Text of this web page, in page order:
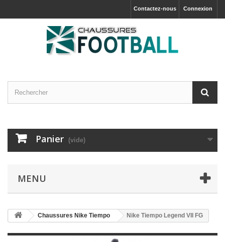
Connexion
Contactez-nous
Panier (vide)
MENU
Chaussures Nike Tiempo Nike Tiempo Legend VII FG